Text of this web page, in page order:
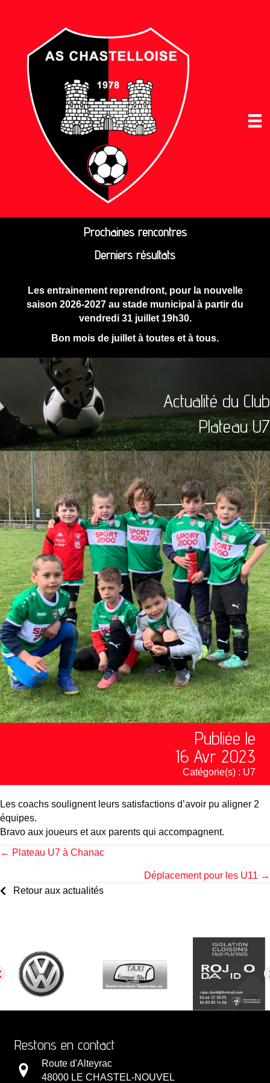
Prochaines rencontres
Derniers résultats
Les entrainement reprendront, pour la nouvelle
saison 2026-2027 au stade municipal à partir du
vendredi 31 juillet 19h30.
Bon mois de juillet à toutes et à tous.
Actualité du Club
Plateau U7
Publiée le
16 Avr 2023
Catégorie(s) : U7
Les coachs soulignent leurs satisfactions d’avoir pu aligner 2
équipes.
Bravo aux joueurs et aux parents qui accompagnent.
Posts
navigation
← Plateau U7 à Chanac
Déplacement pour les U11 →
Retour aux actualités
Restons en contact
Route d'Alteyrac
48000 LE CHASTEL-NOUVEL